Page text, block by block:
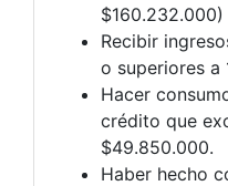
Recibir
o superiores a
Hacer
crédito que
$49.850.000.
Haber hecho